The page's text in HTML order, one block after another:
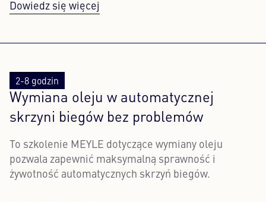
Dowiedz się więcej
2-8 godzin
Wymiana oleju w automatycznej
skrzyni biegów bez problemów
To szkolenie MEYLE dotyczące wymiany oleju
pozwala zapewnić maksymalną sprawność i
żywotność automatycznych skrzyń biegów.